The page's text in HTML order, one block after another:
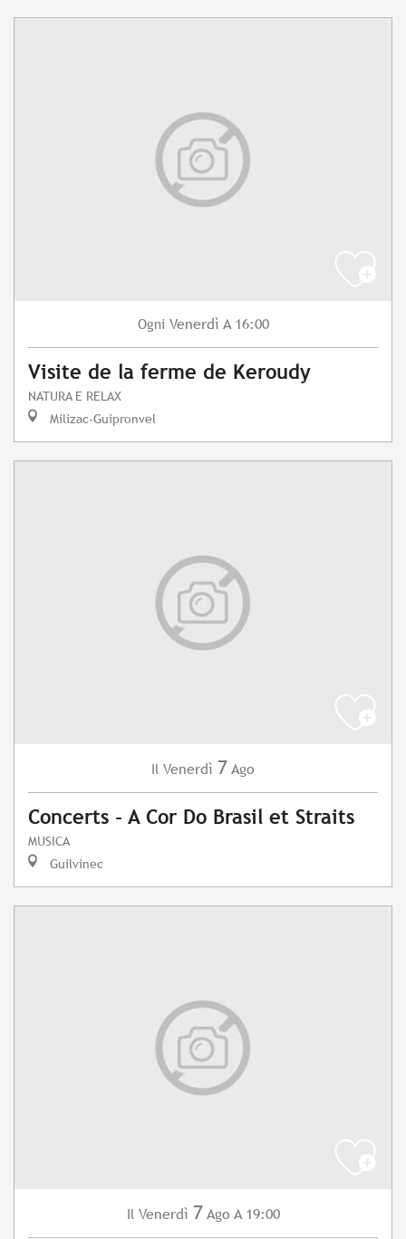
Ogni Venerdì A 16:00
Visite de la ferme de Keroudy
NATURA E RELAX
Milizac-Guipronvel
Il Venerdì 7 Ago
Concerts - A Cor Do Brasil et Straits
MUSICA
Guilvinec
Il Venerdì 7 Ago A 19:00